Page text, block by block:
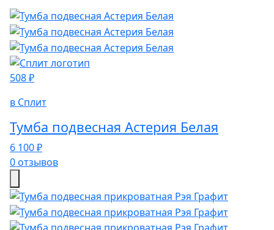
508 ₽
в Сплит
Тумба подвесная Астерия Белая
6 100 ₽
0 отзывов